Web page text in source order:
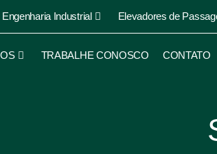
Engenharia Industrial Elevadores de
TRABALHE CONOSCO CONTATO